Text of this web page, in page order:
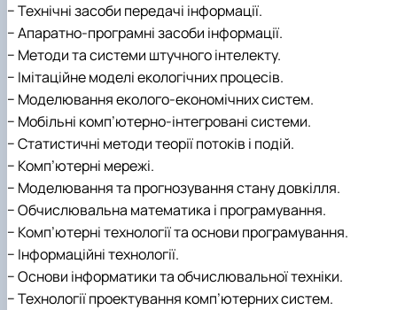
− Технічні засоби передачі інформації.
− Апаратно-програмні засоби інформації.
− Методи та системи штучного інтелекту.
− Імітаційне моделі екологічних процесів.
− Моделювання еколого-економічних систем.
− Мобільні комп’ютерно-інтегровані системи.
− Статистичні методи теорії потоків і подій.
− Комп’ютерні мережі.
− Моделювання та прогнозування стану довкілля.
− Обчислювальна математика і програмування.
− Комп’ютерні технології та основи програмування.
− Інформаційні технології.
− Основи інформатики та обчислювальної техніки.
− Технології проектування комп’ютерних систем.